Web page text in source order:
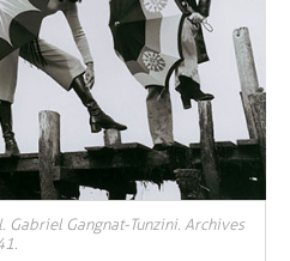
Gangnat-Tunzini. Archives